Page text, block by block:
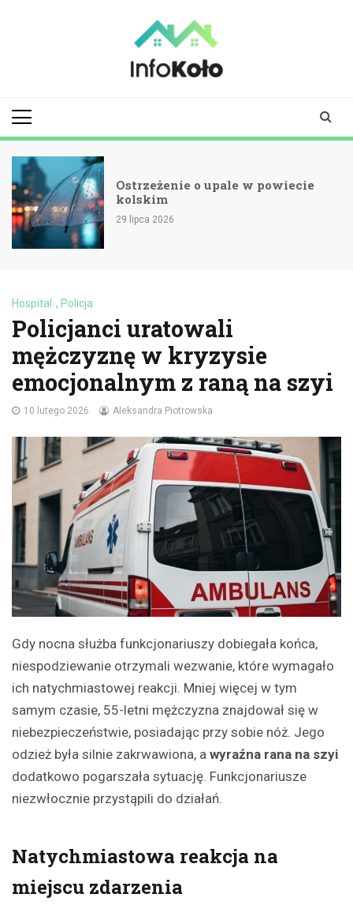
Ostrzeżenie o upale w powiecie
kolskim
29 lipca 2026
Hospital , Policja
Policjanci uratowali
mężczyznę w kryzysie
emocjonalnym z raną na szyi
10 lutego 2026 Aleksandra Piotrowska
Gdy nocna służba funkcjonariuszy dobiegała końca,
niespodziewanie otrzymali wezwanie, które wymagało
ich natychmiastowej reakcji. Mniej więcej w tym
samym czasie, 55-letni mężczyzna znajdował się w
niebezpieczeństwie, posiadając przy sobie nóż. Jego
odzież była silnie zakrwawiona, a wyraźna rana na szyi
dodatkowo pogarszała sytuację. Funkcjonariusze
niezwłocznie przystąpili do działań.
Natychmiastowa reakcja na
miejscu zdarzenia